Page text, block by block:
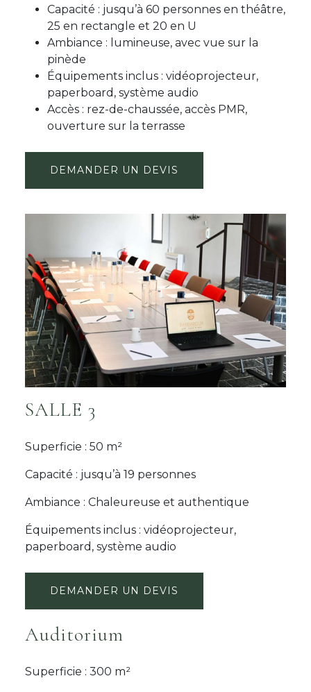
Capacité : jusqu’à 60 personnes en théâtre,
25 en rectangle et 20 en U
Ambiance : lumineuse, avec vue sur la
pinède
Équipements inclus : vidéoprojecteur,
paperboard, système audio
Accès : rez-de-chaussée, accès PMR,
ouverture sur la terrasse
DEMANDER UN DEVIS
SALLE 3
Superficie : 50 m²
Capacité : jusqu’à 19 personnes
Ambiance : Chaleureuse et authentique
Équipements inclus : vidéoprojecteur,
paperboard, système audio
DEMANDER UN DEVIS
Auditorium
Superficie : 300 m²